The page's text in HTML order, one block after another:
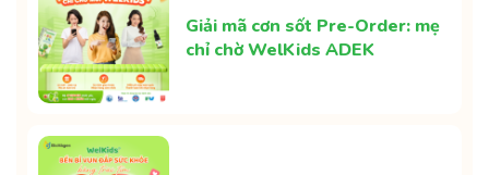
Giải mã cơn sốt Pre-Order: mẹ
chỉ chờ WelKids ADEK